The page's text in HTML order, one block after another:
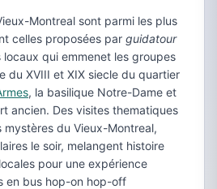
Montreal sont parmi les plus
celles proposées par guidatour
qui emmenet les groupes
du XVIII et XIX siecle du quartier
, la basilique Notre-Dame et
ancien. Des visites thematiques
mystères du Vieux-Montreal,
le soir, melangent histoire
pour une expérience
en bus hop-on hop-off